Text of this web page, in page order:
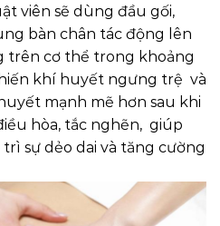
viên sẽ dùng đầu gối,
bàn chân tác động lên
trên cơ thể trong khoảng
khí huyết ngưng trệ và
mạnh mẽ hơn sau khi
hòa, tắc nghẽn, giúp
sự dẻo dai và tăng cường